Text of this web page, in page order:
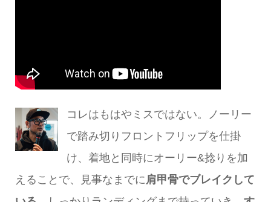
コレはもはやミスではない。ノーリー
で踏み切りフロントフリップを仕掛
け、着地と同時にオーリー&捻りを加
えることで、見事なまでに 肩甲骨でブレイクして